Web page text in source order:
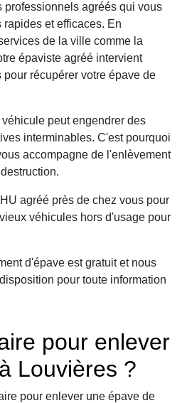
professionnels agréés qui vous
et efficaces. En
de la ville comme la
épaviste agréé intervient
récupérer votre épave de
peut engendrer des
interminables. C'est pourquoi
accompagne de l'enlèvement
agréé près de chez vous pour
véhicules hors d'usage pour
d'épave est gratuit et nous
pour toute information
pour enlever
Louvières ?
pour enlever une épave de